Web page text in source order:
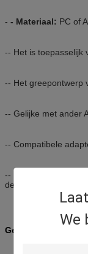
We
- - Materiaal: PC of
-- Het is toepasselijk
-- Het greepontwerp
-- Gelijke met ander
-- Compatibele
-- De groot-diameter
de kabel buigende
Geschikt voor drie